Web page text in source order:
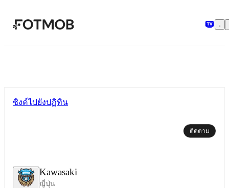
ข้ามไปยังเนื้อหาหลัก
Kawasaki
ญี่ปุ่น
ซิงค์ไปยังปฏิทิน
ติดตาม